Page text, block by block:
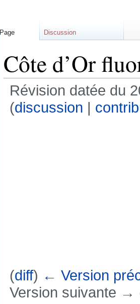
Côte d’Or
Révision datée du
(discussion |
(diff) ← Version
Version suivante →
Page Discussion